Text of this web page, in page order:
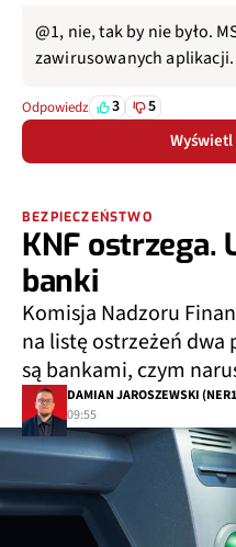
@1, nie, tak by nie było.
zawirusowanych aplikacji.
Odpowiedz 3 5
BEZPIECZEŃSTWO
KNF ostrzega.
banki
Komisja Nadzoru
na listę ostrzeżeń
są bankami, czym
DAMIAN JAROSZEWSKI
09:55